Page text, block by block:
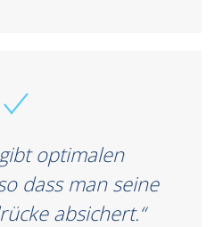
optimalen
dass man seine
absichert.“